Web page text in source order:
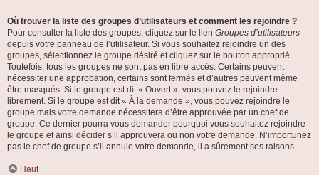
Où trouver la liste des groupes d’utilisateurs et comment les rejoindre ?
Pour consulter la liste des groupes, cliquez sur le lien Groupes d’utilisateurs
depuis votre panneau de l’utilisateur. Si vous souhaitez rejoindre un des
groupes, sélectionnez le groupe désiré et cliquez sur le bouton approprié.
Toutefois, tous les groupes ne sont pas en libre accès. Certains peuvent
nécessiter une approbation, certains sont fermés et d’autres peuvent même
être masqués. Si le groupe est dit « Ouvert », vous pouvez le rejoindre
librement. Si le groupe est dit « À la demande », vous pouvez rejoindre le
groupe mais votre demande nécessitera d’être approuvée par un chef de
groupe. Ce dernier pourra vous demander pourquoi vous souhaitez rejoindre
le groupe et ainsi décider s’il approuvera ou non votre demande. N’importunez
pas le chef de groupe s’il annule votre demande, il a sûrement ses raisons.
Haut